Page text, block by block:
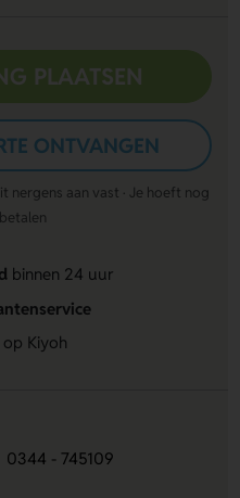
PLAATSEN
ONTVANGEN
nergens aan vast · Je hoeft nog
binnen 24 uur
Kiyoh
0344 - 745109